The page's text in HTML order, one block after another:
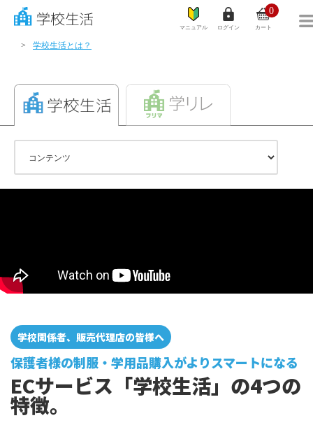
マニュアル ログイン
0
カート
学校生活とは？
学校関係者、販売代理店の皆様へ
保護者様の制服・学用品購入がよりスマートになる
ECサービス「学校生活」の4つの
特徴。